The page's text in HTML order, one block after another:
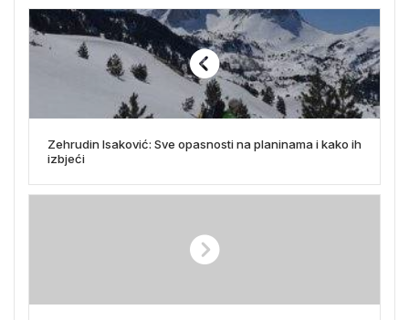
Zehrudin Isaković: Sve opasnosti na planinama i kako ih
izbjeći